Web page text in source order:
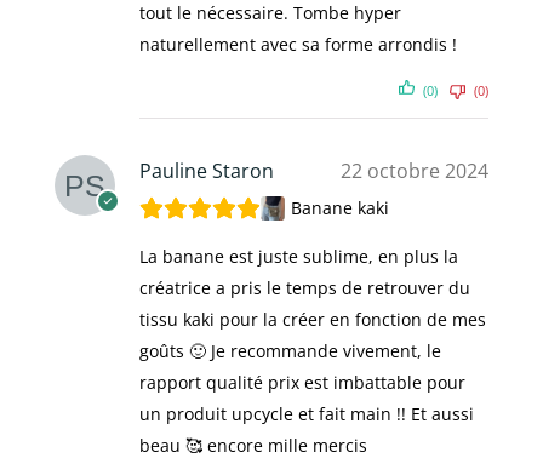
tout le nécessaire. Tombe hyper
naturellement avec sa forme arrondis !
(0) (0)
Pauline Staron 22 octobre 2024
Banane kaki
La banane est juste sublime, en plus la
créatrice a pris le temps de retrouver du
tissu kaki pour la créer en fonction de mes
goûts 🙂 Je recommande vivement, le
rapport qualité prix est imbattable pour
un produit upcycle et fait main !! Et aussi
beau 🥰 encore mille mercis